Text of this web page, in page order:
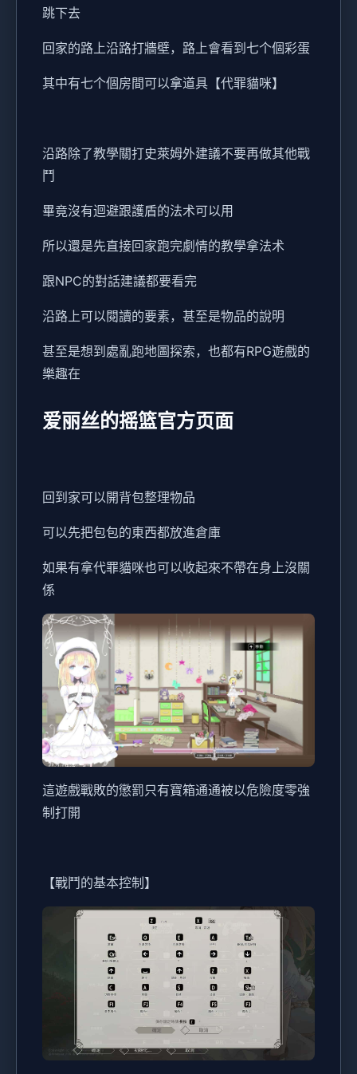
跳下去
回家的路上沿路打牆壁，路上會看到七个個彩蛋
其中有七个個房間可以拿道具【代罪貓咪】
沿路除了教學關打史萊姆外建議不要再做其他戰
鬥
畢竟沒有迴避跟護盾的法术可以用
所以還是先直接回家跑完劇情的教學拿法术
跟NPC的對話建議都要看完
沿路上可以閱讀的要素，甚至是物品的說明
甚至是想到處亂跑地圖探索，也都有RPG遊戲的
樂趣在
爱丽丝的摇篮官方页面
回到家可以開背包整理物品
可以先把包包的東西都放進倉庫
如果有拿代罪貓咪也可以收起來不帶在身上沒關
係
這遊戲戰敗的懲罰只有寶箱通通被以危險度零強
制打開
【戰鬥的基本控制】